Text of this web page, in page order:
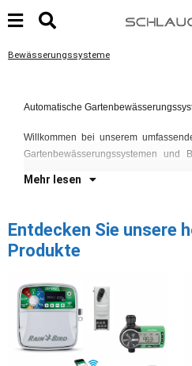
Bewässerungssysteme
Automatische
Willkommen bei unserem
Gartenbewässerungssystemen und
Mehr lesen
Entdecken Sie unsere
Produkte